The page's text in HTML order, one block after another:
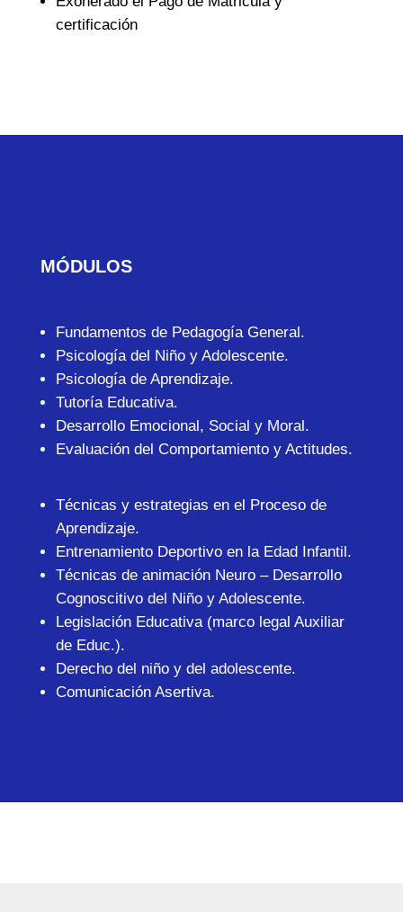
certificación
MÓDULOS
Fundamentos de Pedagogía General.
Psicología del Niño y Adolescente.
Psicología de Aprendizaje.
Tutoría Educativa.
Desarrollo Emocional, Social y Moral.
Evaluación del Comportamiento y Actitudes.
Técnicas y estrategias en el Proceso de
Aprendizaje.
Entrenamiento Deportivo en la Edad Infantil.
Técnicas de animación Neuro – Desarrollo
Cognoscitivo del Niño y Adolescente.
Legislación Educativa (marco legal Auxiliar
de Educ.).
Derecho del niño y del adolescente.
Comunicación Asertiva.